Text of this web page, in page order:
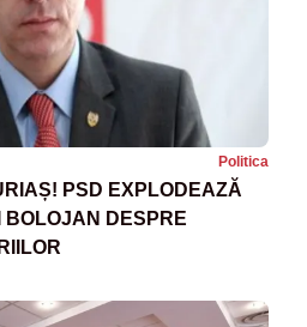
Politica
PSD EXPLODEAZĂ
DESPRE